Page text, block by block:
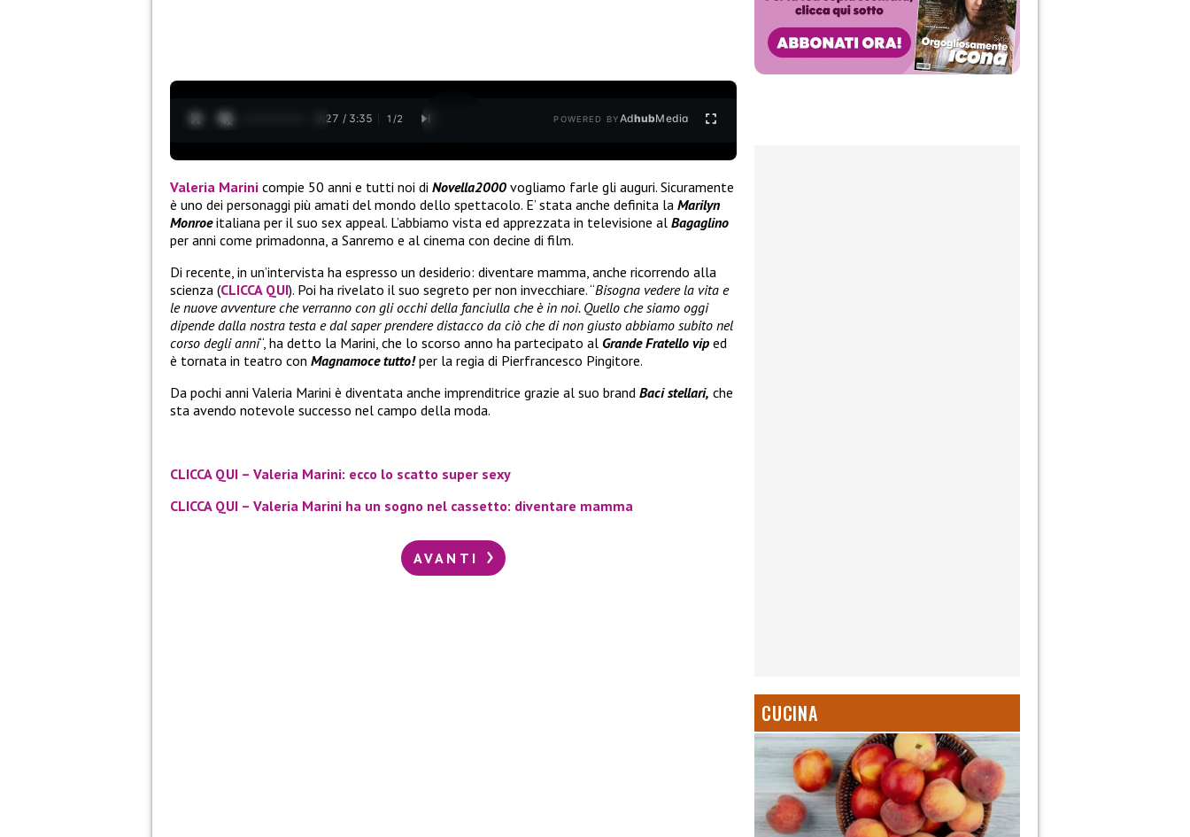
0:28 / 3:35 1 /2 POWERED BYAdhubMedia
Valeria Marini compie 50 anni e tutti noi di Novella2000 vogliamo farle gli auguri. Sicuramente
è uno dei personaggi più amati del mondo dello spettacolo. E’ stata anche definita la Marilyn
Monroeitaliana per il suo sex appeal. L’abbiamo vista ed apprezzata in televisione al Bagaglino
per anni come primadonna, a Sanremo e al cinema con decine di film.
Di recente, in un’intervista ha espresso un desiderio: diventare mamma, anche ricorrendo alla
scienza (CLICCA QUI). Poi ha rivelato il suo segreto per non invecchiare. “Bisogna vedere la vita e
le nuove avventure che verranno con gli occhi della fanciulla che è in noi. Quello che siamo oggi
dipende dalla nostra testa e dal saper prendere distacco da ciò che di non giusto abbiamo subito nel
corso degli anni“, ha detto la Marini, che lo scorso anno ha partecipato al Grande Fratello vip ed
è tornata in teatro con Magnamoce tutto!per la regia di Pierfrancesco Pingitore.
Da pochi anni Valeria Marini è diventata anche imprenditrice grazie al suo brand Baci stellari, che
sta avendo notevole successo nel campo della moda.
CLICCA QUI – Valeria Marini: ecco lo scatto super sexy
CLICCA QUI – Valeria Marini ha un sogno nel cassetto: diventare mamma
AVANTI
CUCINA